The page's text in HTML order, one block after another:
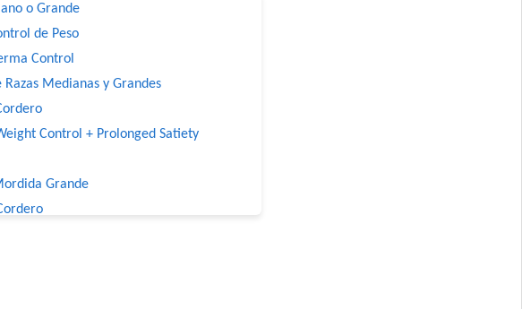
o Grande
de Peso
Control
Medianas y Grandes
Control + Prolonged Satiety
Grande